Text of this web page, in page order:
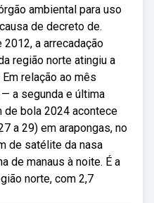
ambiental para uso
de decreto de.
a arrecadação
região norte atingiu a
relação ao mês
a segunda e última
de bola 2024 acontece
a 29) em arapongas, no
de satélite da nasa
de manaus à noite. É a
norte, com 2,7